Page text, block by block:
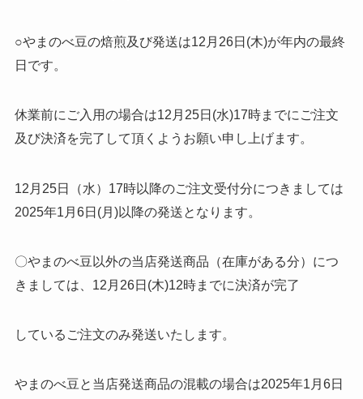
○やまのべ豆の焙煎及び発送は12月26日(木)が年内の最終
日です。
休業前にご入用の場合は12月25日(水)17時までにご注文
及び決済を完了して頂くようお願い申し上げます。
12月25日（水）17時以降のご注文受付分につきましては
2025年1月6日(月)以降の発送となります。
〇やまのべ豆以外の当店発送商品（在庫がある分）につ
きましては、12月26日(木)12時までに決済が完了
しているご注文のみ発送いたします。
やまのべ豆と当店発送商品の混載の場合は2025年1月6日